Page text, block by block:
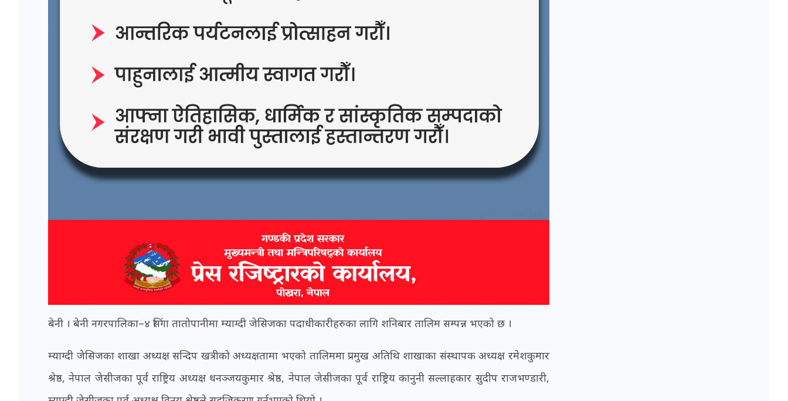
बेनी । बेनी नगरपालिका–४ सिंगा तातोपानीमा म्याग्दी जेसिजका पदाधीकारीहरुका लागि शनिबार तालिम सम्पन्न भएको छ ।
म्याग्दी जेसिजका शाखा अध्यक्ष सन्दिप खत्रीको अध्यक्षतामा भएको तालिममा प्रमुख अतिथि शाखाका संस्थापक अध्यक्ष रमेशकुमार
श्रेष्ठ, नेपाल जेसीजका पूर्व राष्ट्रिय अध्यक्ष धनञ्जयकुमार श्रेष्ठ, नेपाल जेसीजका पूर्व राष्ट्रिय कानुनी सल्लाहकार सुदीप राजभण्डारी,